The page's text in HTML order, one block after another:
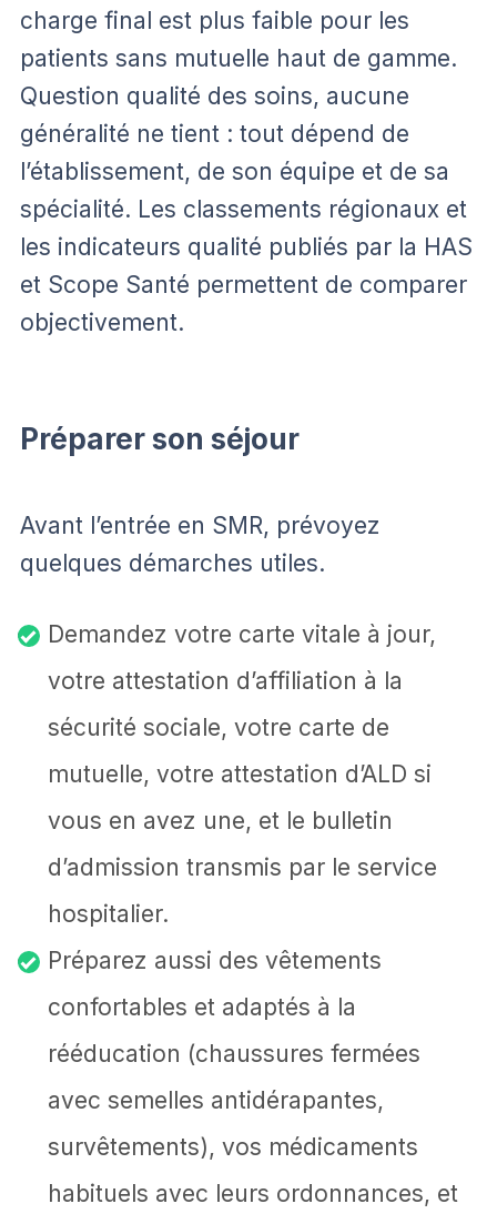
charge final est plus faible pour les
patients sans mutuelle haut de gamme.
Question qualité des soins, aucune
généralité ne tient : tout dépend de
l’établissement, de son équipe et de sa
spécialité. Les classements régionaux et
les indicateurs qualité publiés par la HAS
et Scope Santé permettent de comparer
objectivement.
Préparer son séjour
Avant l’entrée en SMR, prévoyez
quelques démarches utiles.
Demandez votre carte vitale à jour,
votre attestation d’affiliation à la
sécurité sociale, votre carte de
mutuelle, votre attestation d’ALD si
vous en avez une, et le bulletin
d’admission transmis par le service
hospitalier.
Préparez aussi des vêtements
confortables et adaptés à la
rééducation (chaussures fermées
avec semelles antidérapantes,
survêtements), vos médicaments
habituels avec leurs ordonnances, et